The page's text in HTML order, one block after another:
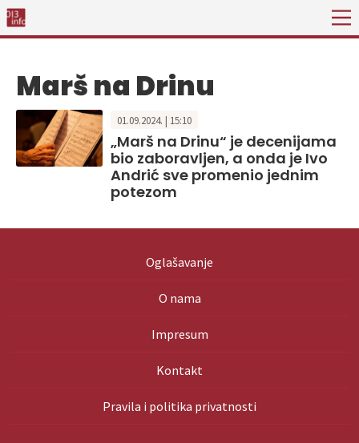
Marš na Drinu
01.09.2024. | 15:10
„Marš na Drinu“ je decenijama
bio zaboravljen, a onda je Ivo
Andrić sve promenio jednim
potezom
Oglašavanje
O nama
Impresum
Kontakt
Pravila i politika privatnosti